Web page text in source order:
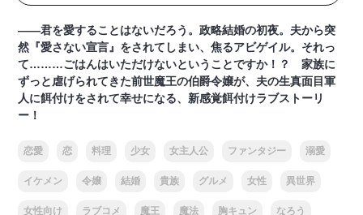
――君を愛することはないだろう。政略結婚の初夜。夫から突
然『愛さない宣言』をされてしまい、焦るアビゲイル。それっ
て………ごはんはいただけないということですか！？ 家族に
ずっと虐げられてきた前世魔王の伯爵令嬢が、夫の生真面目軍
人に餌付けをされて幸せになる、新感覚餌付けラブストーリ
ー！
恋愛 恋 料理 少女 女主人公 ファンタジー 溺愛
イケメン 令嬢 結婚 貴族 グルメ 女性 異世界
女性向け ラブコメ 魔王 魔法 胸キュン なろう